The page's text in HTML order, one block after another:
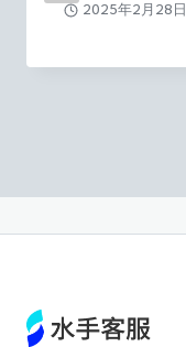
2025年2月28日